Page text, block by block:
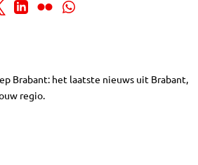
Brabant: het laatste nieuws uit Brabant,
regio.